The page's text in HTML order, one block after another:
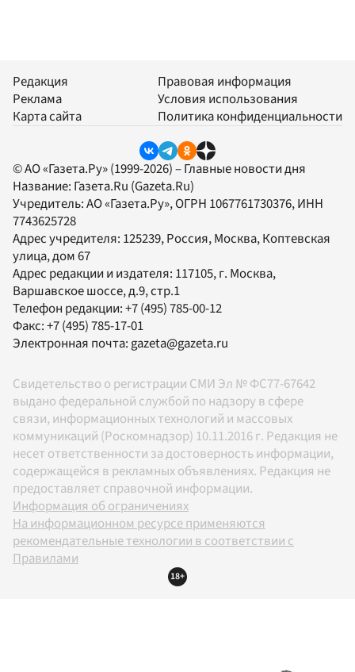
Редакция
Реклама
Карта сайта
Правовая информация
Условия использования
Политика конфиденциальности
© АО «Газета.Ру» (1999-2026) – Главные новости дня
Название: Газета.Ru (Gazeta.Ru)
Учредитель:АО «Газета.Ру», ОГРН 1067761730376, ИНН
7743625728
Адрес учредителя: 125239, Россия, Москва, Коптевская
улица, дом 67
Адрес редакции и издателя: 117105, г. Москва,
Варшавское шоссе, д.9, стр.1
Телефон редакции:+7 (495) 785-00-12
Факс:+7 (495) 785-17-01
Электронная почта:gazeta@gazeta.ru
Свидетельство о регистрации СМИ Эл № ФС77-67642
выдано федеральной службой по надзору в сфере
связи, информационных технологий и массовых
коммуникаций (Роскомнадзор) 10.11.2016 г. Редакция не
несет ответственности за достоверность информации,
содержащейся в рекламных объявлениях. Редакция не
предоставляет справочной информации.
Информация об ограничениях
На информационном ресурсе применяются
рекомендательные технологии в соответствии с
Правилами
18+